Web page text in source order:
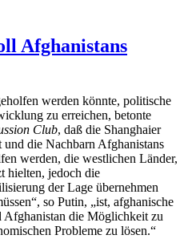
Afghanistans
werden könnte, politische
zu erreichen, betonte
Club, daß die Shanghaier
die Nachbarn Afghanistans
werden, die westlichen Länder,
hielten, jedoch die
der Lage übernehmen
so Putin, „ist, afghanische
Afghanistan die Möglichkeit zu
Probleme zu lösen.“